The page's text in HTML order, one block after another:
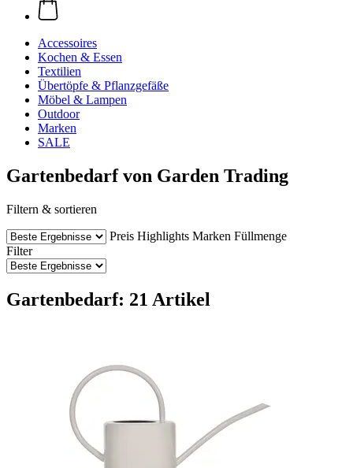
Accessoires
Kochen & Essen
Textilien
Übertöpfe & Pflanzgefäße
Möbel & Lampen
Outdoor
Marken
SALE
Gartenbedarf von Garden Trading
Filtern & sortieren
Preis Highlights Marken Füllmenge
Filter
Gartenbedarf: 21 Artikel